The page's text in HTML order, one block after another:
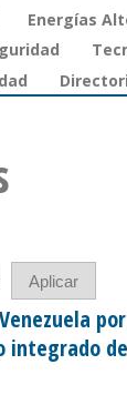
Energías
integrado